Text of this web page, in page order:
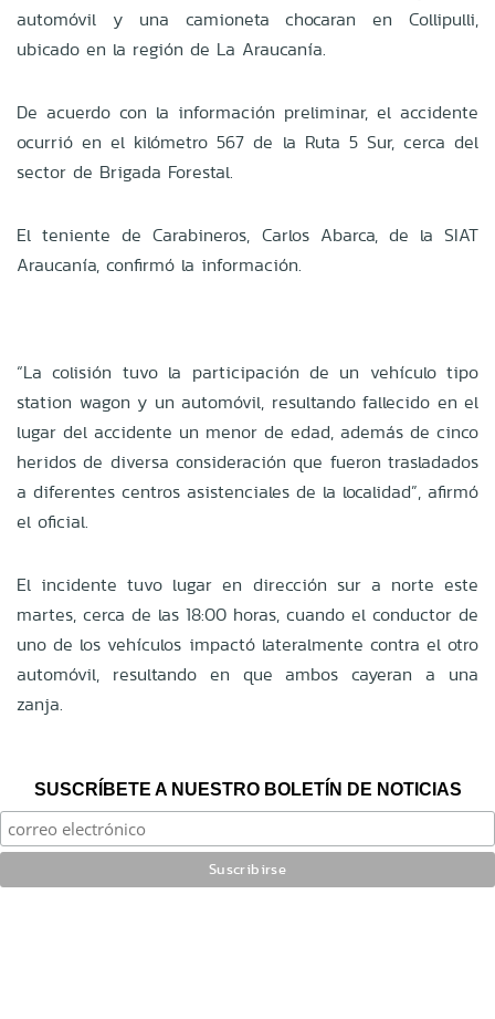
automóvil y una camioneta chocaran en Collipulli,
ubicado en la región de La Araucanía.
De acuerdo con la información preliminar, el accidente
ocurrió en el kilómetro 567 de la Ruta 5 Sur, cerca del
sector de Brigada Forestal.
El teniente de Carabineros, Carlos Abarca, de la SIAT
Araucanía, confirmó la información.
“La colisión tuvo la participación de un vehículo tipo
station wagon y un automóvil, resultando fallecido en el
lugar del accidente un menor de edad, además de cinco
heridos de diversa consideración que fueron trasladados
a diferentes centros asistenciales de la localidad”, afirmó
el oficial.
El incidente tuvo lugar en dirección sur a norte este
martes, cerca de las 18:00 horas, cuando el conductor de
uno de los vehículos impactó lateralmente contra el otro
automóvil, resultando en que ambos cayeran a una
zanja.
SUSCRÍBETE A NUESTRO BOLETÍN DE NOTICIAS